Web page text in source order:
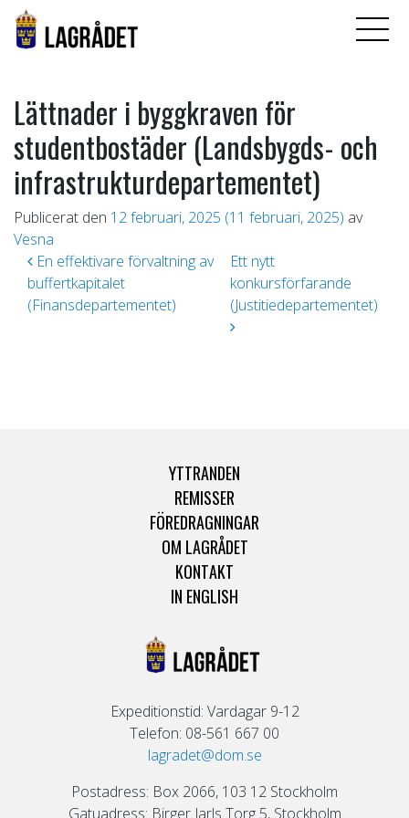
Lättnader i byggkraven för
studentbostäder (Landsbygds- och
infrastrukturdepartementet)
Publicerat den 12 februari, 2025 (11 februari, 2025) av
Vesna
Inläggsnavigering
En effektivare förvaltning av
buffertkapitalet
(Finansdepartementet)
Ett nytt
konkursförfarande
(Justitiedepartementet)
YTTRANDEN
REMISSER
FÖREDRAGNINGAR
OM LAGRÅDET
KONTAKT
IN ENGLISH
Expeditionstid: Vardagar 9-12
Telefon: 08-561 667 00
lagradet@dom.se
Postadress: Box 2066, 103 12 Stockholm
Gatuadress: Birger Jarls Torg 5, Stockholm